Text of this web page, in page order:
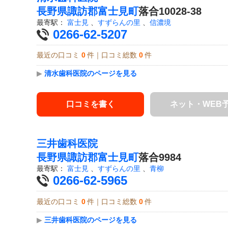
長野県諏訪郡富士見町落合10028-38
最寄駅： 富士見 すずらんの里 信濃境
0266-62-5207
最近の口コミ 0 件｜口コミ総数 0 件
▶ 清水歯科医院のページを見る
口コミを書く ネット・WEB
三井歯科医院
長野県諏訪郡富士見町落合9984
最寄駅： 富士見 、 すずらんの里 、 青柳
0266-62-5965
最近の口コミ 0 件｜口コミ総数 0 件
▶ 三井歯科医院のページを見る